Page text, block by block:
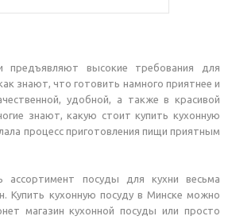
предъявляют высокие требования для
знают, что готовить намного приятнее и
удобной, а также в красивой
знают, какую стоит купить кухонную
процесс приготовления пищи приятным
ассортимент посуды для кухни весьма
Купить кухонную посуду в Минске можно
магазин кухонной посуды или просто